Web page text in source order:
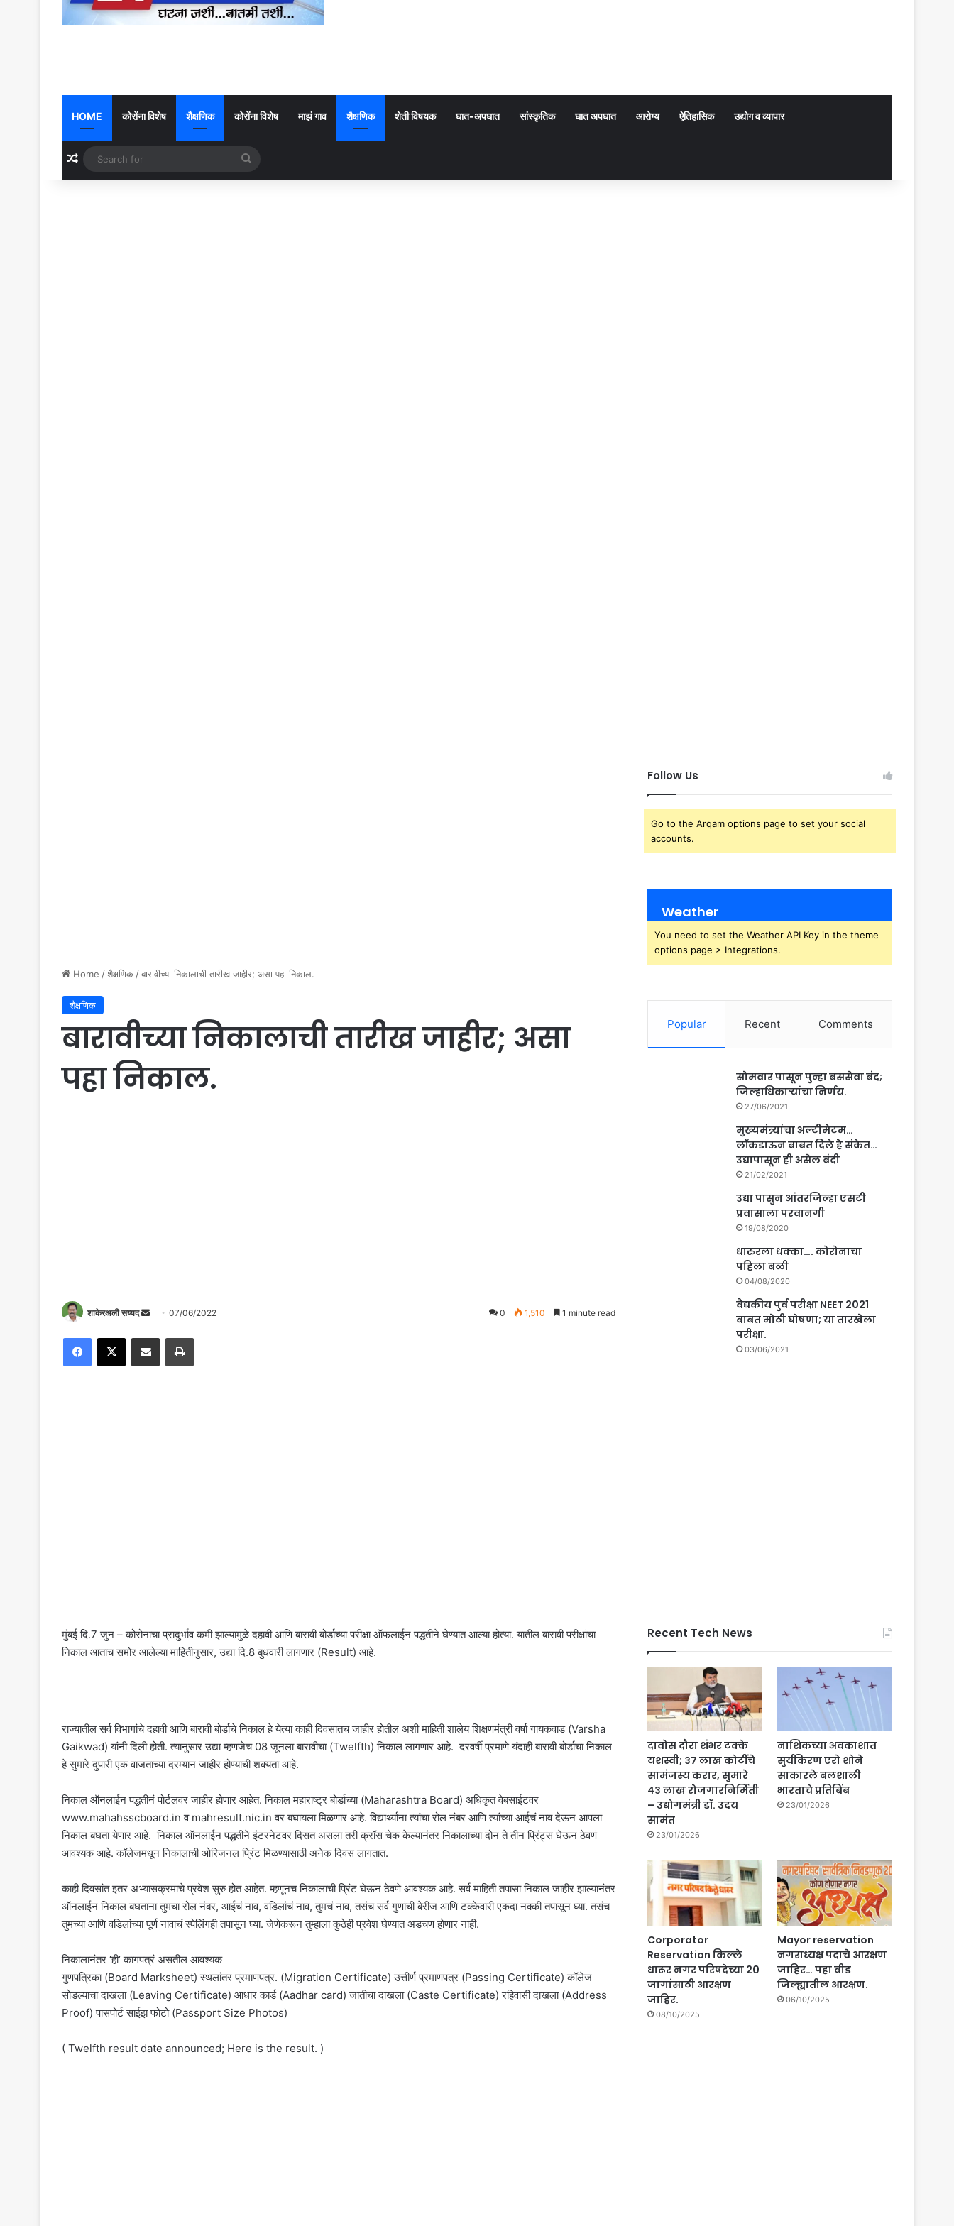
HOME कोरोंना विशेष शैक्षणिक कोरोंना विशेष माझं गाव शैक्षणिक शेती विषयक घात-अपघात सांस्कृतिक घात अपघात आरोग्य ऐतिहासिक उद्योग व व्यापार
Random Article
for
Home /शैक्षणिक /बारावीच्या निकालाची तारीख जाहीर; असा पहा निकाल.
शैक्षणिक
बारावीच्या निकालाची तारीख जाहीर; असा
पहा निकाल.
शाकेरअली सय्यद
Send
email
07/06/2022 0 1,510 1 minute read
Facebook
X Share via Email Print
मुंबई दि.7 जुन – कोरोनाचा प्रादुर्भाव कमी झाल्यामुळे दहावी आणि बारावी बोर्डाच्या परीक्षा ऑफलाईन पद्धतीने घेण्यात आल्या होत्या. यातील बारावी परीक्षांचा
निकाल आताच समोर आलेल्या माहितीनुसार, उद्या दि.8 बुधवारी लागणार (Result) आहे.
राज्यातील सर्व विभागांचे दहावी आणि बारावी बोर्डाचे निकाल हे येत्या काही दिवसातच जाहीर होतील अशी माहिती शालेय शिक्षणमंत्री वर्षा गायकवाड (Varsha
Gaikwad) यांनी दिली होती. त्यानुसार उद्या म्हणजेच 08 जूनला बारावीचा (Twelfth) निकाल लागणार आहे. दरवर्षी प्रमाणे यंदाही बारावी बोर्डाचा निकाल
हे सुमारे दुपारी एक वाजताच्या दरम्यान जाहीर होण्याची शक्यता आहे.
निकाल ऑनलाईन पद्धतीनं पोर्टलवर जाहीर होणार आहेत. निकाल महाराष्ट्र बोर्डाच्या (Maharashtra Board) अधिकृत वेबसाईटवर
www.mahahsscboard.in व mahresult.nic.in वर बघायला मिळणार आहे. विद्यार्थ्यांना त्यांचा रोल नंबर आणि त्यांच्या आईचं नाव देऊन आपला
निकाल बघता येणार आहे. निकाल ऑनलाईन पद्धतीने इंटरनेटवर दिसत असला तरी क्रॉस चेक केल्यानंतर निकालाच्या दोन ते तीन प्रिंट्स घेऊन ठेवणं
आवश्यक आहे. कॉलेजमधून निकालाची ओरिजनल प्रिंट मिळण्यासाठी अनेक दिवस लागतात.
काही दिवसांत इतर अभ्यासक्रमाचे प्रवेश सुरु होत आहेत. म्हणूनच निकालाची प्रिंट घेऊन ठेवणे आवश्यक आहे. सर्व माहिती तपासा निकाल जाहीर झाल्यानंतर
ऑनलाईन निकाल बघताना तुमचा रोल नंबर, आईचं नाव, वडिलांचं नाव, तुमचं नाव, तसंच सर्व गुणांची बेरीज आणि टक्केवारी एकदा नक्की तपासून घ्या. तसंच
तुमच्या आणि वडिलांच्या पूर्ण नावाचं स्पेलिंगही तपासून घ्या. जेणेकरून तुम्हाला कुठेही प्रवेश घेण्यात अडचण होणार नाही.
निकालानंतर ‘ही’ कागपत्रं असतील आवश्यक
गुणपत्रिका (Board Marksheet) स्थलांतर प्रमाणपत्र. (Migration Certificate) उत्तीर्ण प्रमाणपत्र (Passing Certificate) कॉलेज
सोडल्याचा दाखला (Leaving Certificate) आधार कार्ड (Aadhar card) जातीचा दाखला (Caste Certificate) रहिवासी दाखला (Address
Proof) पासपोर्ट साईझ फोटो (Passport Size Photos)
( Twelfth result date announced; Here is the result. )
Follow Us
Go to the Arqam options page to set your social
accounts.
Weather
You need to set the Weather API Key in the theme
options page > Integrations.
Popular Recent Comments
सोमवार पासून पुन्हा बससेवा बंद;
जिल्हाधिकाऱ्यांचा निर्णय.
27/06/2021
मुख्यमंत्र्यांचा अल्टीमेटम…
लॉकडाऊन बाबत दिले हे संकेत…
उद्यापासून ही असेल बंदी
21/02/2021
उद्या पासुन आंतरजिल्हा एसटी
प्रवासाला परवानगी
19/08/2020
धारुरला धक्का…. कोरोनाचा
पहिला बळी
04/08/2020
वैद्यकीय पुर्व परीक्षा NEET 2021
बाबत मोठी घोषणा; या तारखेला
परीक्षा.
03/06/2021
Recent Tech News
दावोस दौरा शंभर टक्के
यशस्वी; ३७ लाख कोटींचे
सामंजस्य करार, सुमारे
४३ लाख रोजगारनिर्मिती
– उद्योगमंत्री डॉ. उदय
सामंत
23/01/2026
नाशिकच्या अवकाशात
सुर्यकिरण एरो शोने
साकारले बलशाली
भारताचे प्रतिबिंब
23/01/2026
Corporator
Reservation किल्ले
धारूर नगर परिषदेच्या 20
जागांसाठी आरक्षण
जाहिर.
08/10/2025
Mayor reservation
नगराध्यक्ष पदाचे आरक्षण
जाहिर… पहा बीड
जिल्ह्यातील आरक्षण.
06/10/2025